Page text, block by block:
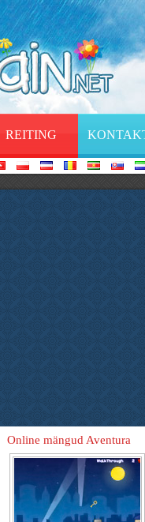
REITING
Online mängud Aventura